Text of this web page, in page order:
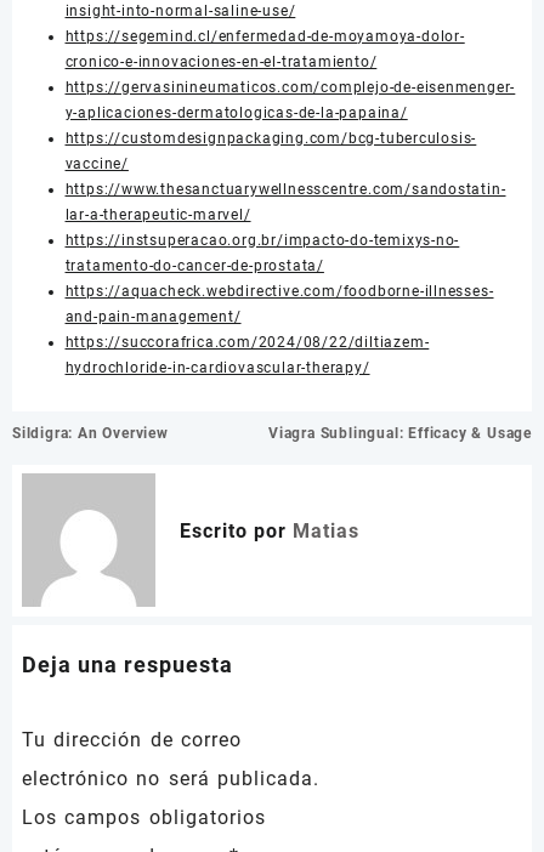
insight-into-normal-saline-use/
https://segemind.cl/enfermedad-de-moyamoya-dolor-
cronico-e-innovaciones-en-el-tratamiento/
https://gervasinineumaticos.com/complejo-de-eisenmenger-
y-aplicaciones-dermatologicas-de-la-papaina/
https://customdesignpackaging.com/bcg-tuberculosis-
vaccine/
https://www.thesanctuarywellnesscentre.com/sandostatin-
lar-a-therapeutic-marvel/
https://instsuperacao.org.br/impacto-do-temixys-no-
tratamento-do-cancer-de-prostata/
https://aquacheck.webdirective.com/foodborne-illnesses-
and-pain-management/
https://succorafrica.com/2024/08/22/diltiazem-
hydrochloride-in-cardiovascular-therapy/
Navegación
Sildigra: An Overview Viagra Sublingual: Efficacy & Usage
Escrito por Matias
Deja una respuesta
Tu dirección de correo
electrónico no será publicada.
Los campos obligatorios